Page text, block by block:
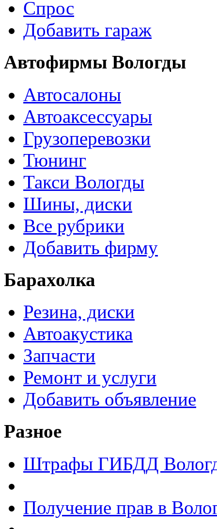
Спрос
Добавить гараж
Автофирмы Вологды
Автосалоны
Автоаксессуары
Грузоперевозки
Тюнинг
Такси Вологды
Шины, диски
Все рубрики
Добавить фирму
Барахолка
Резина, диски
Автоакустика
Запчасти
Ремонт и услуги
Добавить объявление
Разное
Штрафы ГИБДД
Получение прав в